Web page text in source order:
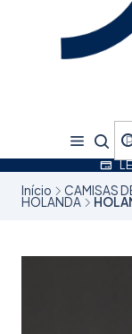
Início CAMISAS
HOLANDA